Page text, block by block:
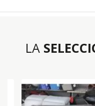
LA